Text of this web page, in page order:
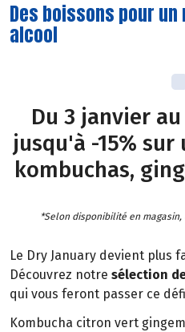
Des boissons pour
alcool
Du 3 janvier
jusqu'à -15%
kombuchas,
*Selon disponibilité en
Le Dry January devient plus
Découvrez notre sélection
qui vous feront passer ce
Kombucha citron vert